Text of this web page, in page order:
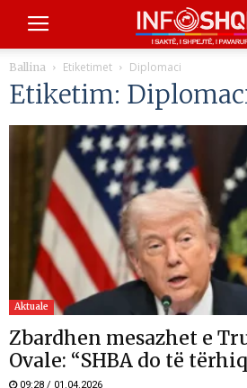
Ballina Etiketimet Diplomaci
Etiketim:
Aktuale
Zbardhen mesazhet e
Ovale: “SHBA do të
09:28 / 01.04.2026